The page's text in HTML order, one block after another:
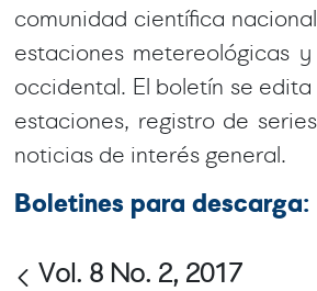
comunidad científica
estaciones metereológicas
occidental. El boletín se
estaciones, registro de
noticias de interés general.
Boletines para descarga:
Vol. 8 No. 2, 2017